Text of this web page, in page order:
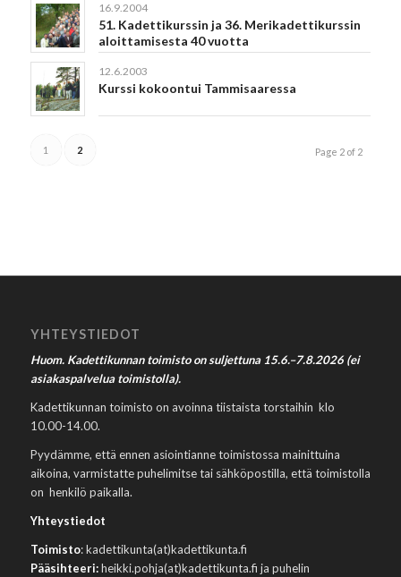
16.9.2004
51. Kadettikurssin ja 36. Merikadettikurssin
aloittamisesta 40 vuotta
12.6.2003
Kurssi kokoontui Tammisaaressa
Page 2 of 2
1 2
YHTEYSTIEDOT
Huom. Kadettikunnan toimisto on suljettuna 15.6.–7.8.2026 (ei
asiakaspalvelua toimistolla).
Kadettikunnan toimisto on avoinna tiistaista torstaihin klo
10.00-14.00.
Pyydämme, että ennen asiointianne toimistossa mainittuina
aikoina, varmistatte puhelimitse tai sähköpostilla, että toimistolla
on henkilö paikalla.
Yhteystiedot
Toimisto: kadettikunta(at)kadettikunta.fi
Pääsihteeri:heikki.pohja(at)kadettikunta.fi ja puhelin